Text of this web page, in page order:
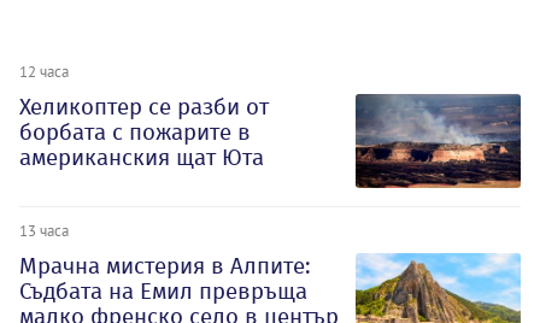
12 часа
Хеликоптер се разби от
борбата с пожарите в
американския щат Юта
13 часа
Мрачна мистерия в Алпите:
Съдбата на Емил превръща
малко френско село в център